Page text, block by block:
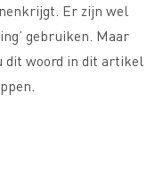
Er zijn wel
gebruiken. Maar
dit woord in dit artikel